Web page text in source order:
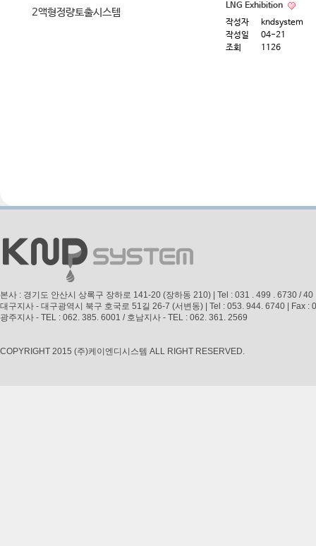
2액형정량토출시스템
LNG Exhibition
작성자
kndsystem
작성일
04-21
조회
1126
본사 : 경기도 안산시 상록구 장하로 141-20 (장하동 210) | Tel : 031 . 499 . 6730 /
대구지사 - 대구광역시 북구 호국로 51길 26-7 (서변동) | Tel : 053. 944. 6740 | Fax
광주지사 - TEL : 062. 385. 6001 / 호남지사 - TEL : 062. 361. 2569
COPYRIGHT 2015 (주)케이엔디시스템 ALL RIGHT RESERVED.